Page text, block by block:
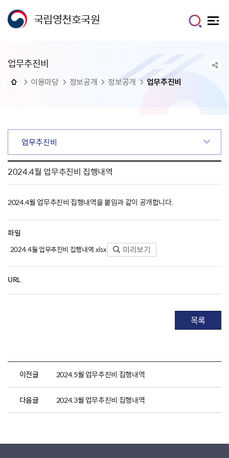
국립영천호국원
업무추진비
이용마당 정보공개 정보공개 업무추진비
업무추진비
2024.4월 업무추진비 집행내역
2024.4월 업무추진비 집행내역을 붙임과 같이 공개합니다.
파일
2024.4월 업무추진비 집행내역.xlsx 미리보기
URL
목록
이전글 2024.5월 업무추진비 집행내역
다음글 2024.3월 업무추진비 집행내역